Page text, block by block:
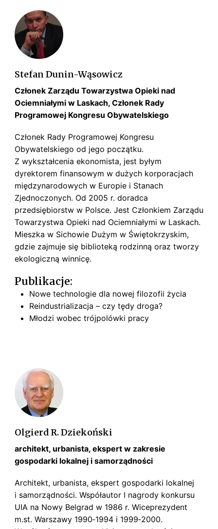
Stefan Dunin-Wąsowicz
Członek Zarządu Towarzystwa Opieki nad
Ociemniałymi w Laskach, Członek Rady
Programowej Kongresu Obywatelskiego
Członek Rady Programowej Kongresu
Obywatelskiego od jego początku.
Z wykształcenia ekonomista, jest byłym
dyrektorem finansowym w dużych korporacjach
międzynarodowych w Europie i Stanach
Zjednoczonych. Od 2005 r. doradca
przedsiębiorstw w Polsce. Jest Członkiem Zarządu
Towarzystwa Opieki nad Ociemniałymi w Laskach.
Mieszka w Sichowie Dużym w Świętokrzyskim,
gdzie zajmuje się biblioteką rodzinną oraz tworzy
ekologiczną winnicę.
Publikacje:
Nowe technologie dla nowej filozofii życia
Reindustrializacja – czy tędy droga?
Młodzi wobec trójpolówki pracy
Olgierd R. Dziekoński
architekt, urbanista, ekspert w zakresie
gospodarki lokalnej i samorządności
Architekt, urbanista, ekspert gospodarki lokalnej
i samorządności. Współautor I nagrody konkursu
UIA na Nowy Belgrad w 1986 r. Wiceprezydent
m.st. Warszawy 1990‑1994 i 1999‑2000.